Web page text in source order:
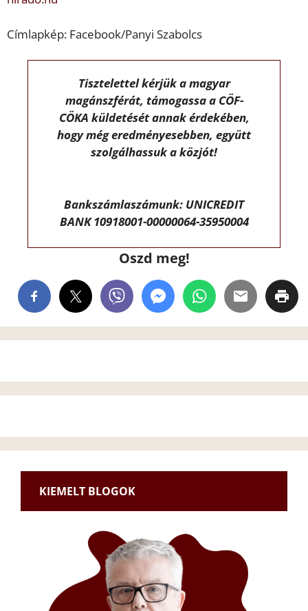
Címlapkép: Facebook/Panyi Szabolcs
Tisztelettel kérjük a magyar
magánszférát, támogassa a CÖF-
CÖKA küldetését annak érdekében,
hogy még eredményesebben, együtt
szolgálhassuk a közjót!
Bankszámlaszámunk: UNICREDIT
BANK 10918001-00000064-35950004
Oszd meg!
KIEMELT BLOGOK